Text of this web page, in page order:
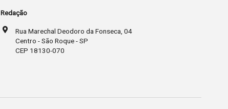
Redação
Rua Marechal Deodoro da Fonseca, 04
Centro - São Roque - SP
CEP 18130-070